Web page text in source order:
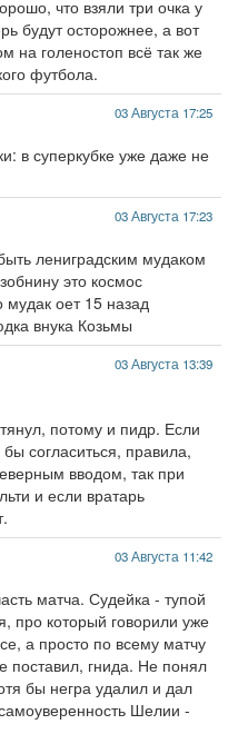
что взяли три очка у
будут осторожнее, а вот
на голеностоп всё так же
футбола.
03 Августа 17:25
в суперкубке уже даже не
03 Августа 17:23
лениградским мудаком
это космос
мудак оет 15 назад
внука Козьмы
03 Августа 13:39
потому и пидр. Если
согласиться, правила,
вводом, так при
и если вратарь
03 Августа 11:42
матча. Судейка - тупой
про который говорили уже
а просто по всему матчу
поставил, гнида. Не понял
бы негра удалил и дал
Шелии -